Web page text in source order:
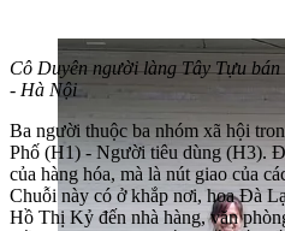
Cô Duyên người làng Tây Tựu
- Hà Nội
Ba người thuộc ba nhóm xã hội
Phố (H1) - Người tiêu dùng (H3).
của hàng hóa, mà là nút giao của
Chuỗi này có ở khắp nơi, hoa Đà
Hồ Thị Kỷ đến nhà hàng, văn